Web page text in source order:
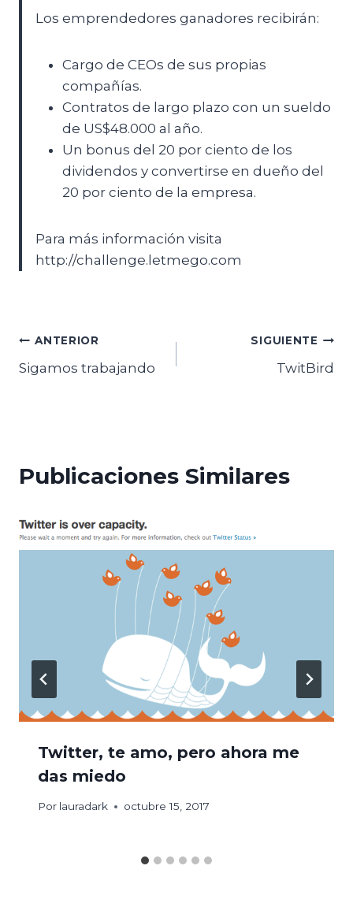
Los emprendedores ganadores recibirán:
Cargo de CEOs de sus propias
compañías.
Contratos de largo plazo con un sueldo
de US$48.000 al año.
Un bonus del 20 por ciento de los
dividendos y convertirse en dueño del
20 por ciento de la empresa.
Para más información visita
http://challenge.letmego.com
Navegación
de
ANTERIOR
Sigamos trabajando
SIGUIENTE
TwitBird
Publicaciones Similares
Twitter, te amo, pero ahora me
das miedo
Por lauradark octubre 15, 2017